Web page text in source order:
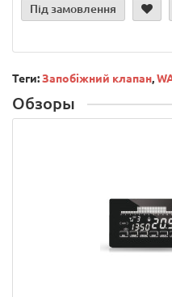
Під замовлення
Теги:Запобіжний клапан,
Обзоры